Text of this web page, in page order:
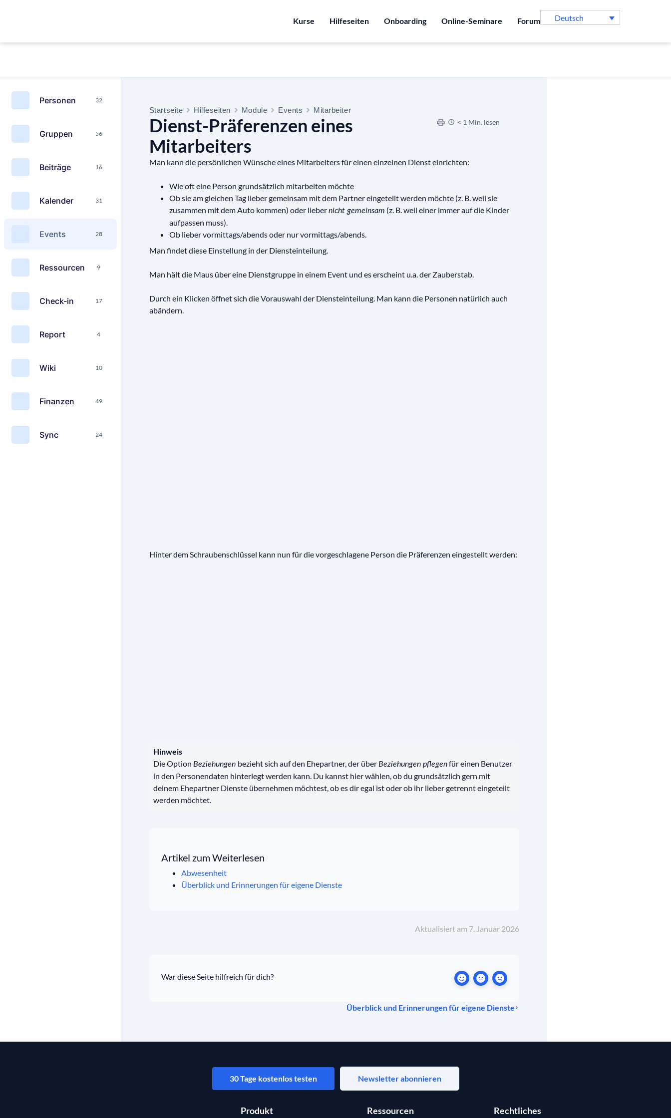
Kurse Hilfeseiten Onboarding Online-Seminare Forum Deutsch
Personen 32
Gruppen 56
Beiträge 16
Kalender 31
Events 28
Ressourcen 9
Check-in 17
Report 4
Wiki 10
Finanzen 49
Sync 24
Startseite Hilfeseiten Module Events Mitarbeiter
Dienst-Präferenzen eines
Mitarbeiters
< 1 Min. lesen
Man kann die persönlichen Wünsche eines Mitarbeiters für einen einzelnen Dienst einrichten:
Wie oft eine Person grundsätzlich mitarbeiten möchte
Ob sie am gleichen Tag lieber gemeinsam mit dem Partner eingeteilt werden möchte (z. B. weil sie
zusammen mit dem Auto kommen) oder liebernicht gemeinsam (z. B. weil einer immer auf die Kinder
aufpassen muss).
Ob lieber vormittags/abends oder nur vormittags/abends.
Man findet diese Einstellung in der Diensteinteilung.
Man hält die Maus über eine Dienstgruppe in einem Event und es erscheint u.a. der Zauberstab.
Durch ein Klicken öffnet sich die Vorauswahl der Diensteinteilung. Man kann die Personen natürlich auch
abändern.
Hinter dem Schraubenschlüssel kann nun für die vorgeschlagene Person die Präferenzen eingestellt werden:
Hinweis
Die Option Beziehungen bezieht sich auf den Ehepartner, der überBeziehungen pflegenfür einen Benutzer
in den Personendaten hinterlegt werden kann. Du kannst hier wählen, ob du grundsätzlich gern mit
deinem Ehepartner Dienste übernehmen möchtest, ob es dir egal ist oder ob ihr lieber getrennt eingeteilt
werden möchtet.
Artikel zum Weiterlesen
Abwesenheit
Überblick und Erinnerungen für eigene Dienste
Aktualisiert am 7. Januar 2026
War diese Seite hilfreich für dich?
Überblick und Erinnerungen für eigene Dienste
30 Tage kostenlos testen Newsletter abonnieren
Produkt Ressourcen Rechtliches